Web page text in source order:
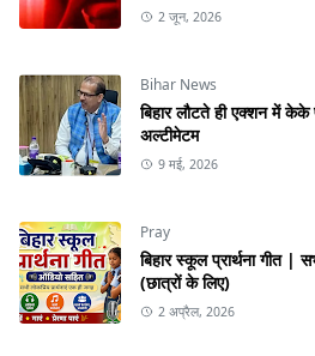
2 जून, 2026
Bihar News
बिहार लौटते ही एक्शन में
अल्टीमेटम
9 मई, 2026
Pray
बिहार स्कूल प्रार्थना गीत |
(छात्रों के लिए)
2 अप्रैल, 2026